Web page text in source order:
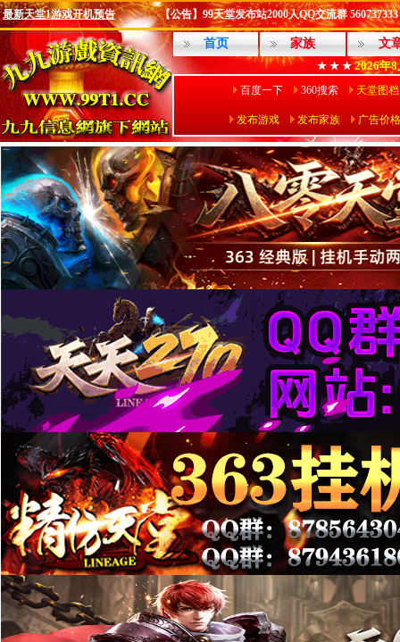
最新天堂1游戏开机预告 【公告】99天堂发布站2000人QQ交流群 560737333
首页 家族 文
★ ★ ★2026年
百度一下 360搜索 天堂图档
发布游戏 发布家族 广告价格